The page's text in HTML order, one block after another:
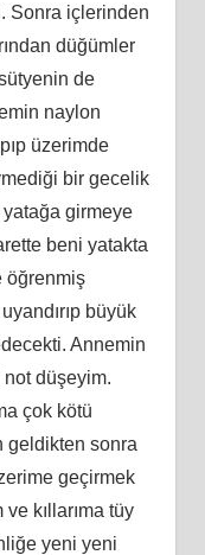
Sonra içlerinden
düğümler
de
naylon
üzerimde
bir gecelik
girmeye
beni yatakta
öğrenmiş
büyük
Annemin
düşeyim.
çok kötü
geldikten sonra
geçirmek
kıllarıma tüy
yeni yeni